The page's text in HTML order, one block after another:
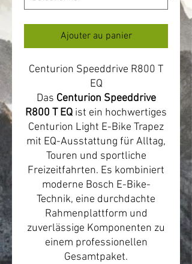
Ajouter au panier
Centurion Speeddrive R800 T
EQ
Das Centurion Speeddrive
R800 T EQ ist ein hochwertiges
Centurion Light E-Bike Trapez
mit EQ-Ausstattung für Alltag,
Touren und sportliche
Freizeitfahrten. Es kombiniert
moderne Bosch E-Bike-
Technik, eine durchdachte
Rahmenplattform und
zuverlässige Komponenten zu
einem professionellen
Gesamtpaket.